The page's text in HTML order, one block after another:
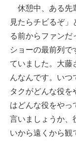
休憩中、ある先
見たらチビるぞ
る前からファンだ
ショーの最前列で
ていました。大藤
んなんです。いつ
タクがどんな役を
はどんな役をやっ
言いましょうか、
いから遠くから観